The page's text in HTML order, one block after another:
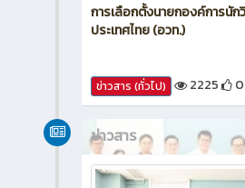
การเลือกตั้งนายกองค์การนั
ประเทศไทย (อวท.)
ข่าวสาร (ทั่วไป) 2225 0
ข่าวสาร